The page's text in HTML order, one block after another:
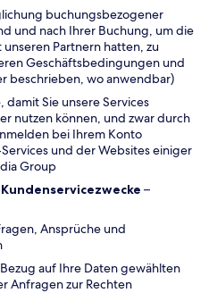
buchungsbezogener
und nach Ihrer Buchung, um die
Partnern hatten, zu
Geschäftsbedingungen und
beschrieben, wo anwendbar)
Sie unsere Services
nutzen können, und zwar durch
bei Ihrem Konto
und der Websites einiger
Group
–
Ansprüche und
auf Ihre Daten gewählten
Anfragen zur Rechten